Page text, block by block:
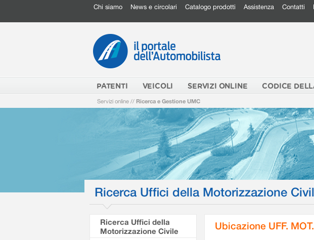
Chi siamo News e circolari Catalogo prodotti Assistenza Contatti
PATENTI VEICOLI SERVIZI ONLINE CODICE
Servizi online // Ricerca e Gestione UMC
Ricerca Uffici della Motorizzazione
Ricerca Uffici della
Motorizzazione Civile
Ubicazione UFF.